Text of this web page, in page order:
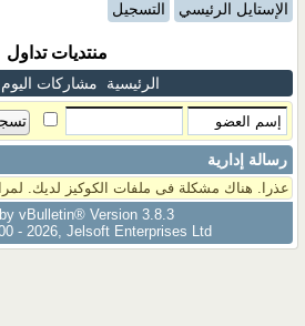
الإستايل الرئيسي التسجيل
منتديات تداول
الرئيسية مشاركات اليوم
رسالة إدارية
عذرا. هناك مشكلة فى ملفات الكوكيز لديك.
vBulletin® Version 3.8.3
- 2026, Jelsoft Enterprises Ltd.